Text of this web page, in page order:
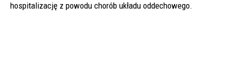
hospitalizację z powodu chorób układu oddechowego.